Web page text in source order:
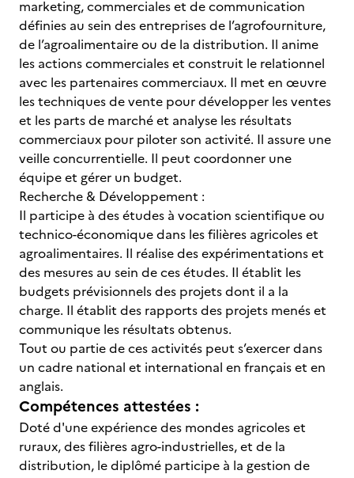
marketing, commerciales et de communication
définies au sein des entreprises de l’agrofourniture,
de l’agroalimentaire ou de la distribution. Il anime
les actions commerciales et construit le relationnel
avec les partenaires commerciaux. Il met en œuvre
les techniques de vente pour développer les ventes
et les parts de marché et analyse les résultats
commerciaux pour piloter son activité. Il assure une
veille concurrentielle. Il peut coordonner une
équipe et gérer un budget.
Recherche & Développement :
Il participe à des études à vocation scientifique ou
technico-économique dans les filières agricoles et
agroalimentaires. Il réalise des expérimentations et
des mesures au sein de ces études. Il établit les
budgets prévisionnels des projets dont il a la
charge. Il établit des rapports des projets menés et
communique les résultats obtenus.
Tout ou partie de ces activités peut s’exercer dans
un cadre national et international en français et en
anglais.
Compétences attestées :
Doté d'une expérience des mondes agricoles et
ruraux, des filières agro-industrielles, et de la
distribution, le diplômé participe à la gestion de